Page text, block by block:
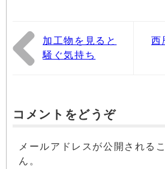
加工物を見ると
騒ぐ気持ち
西
コメントをどうぞ
メールアドレスが公開される
ん。